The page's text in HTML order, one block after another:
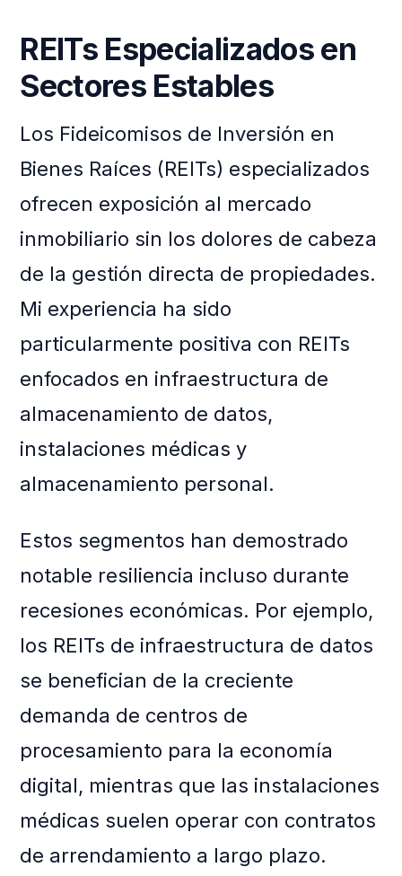
REITs Especializados en
Sectores Estables
Los Fideicomisos de Inversión en
Bienes Raíces (REITs) especializados
ofrecen exposición al mercado
inmobiliario sin los dolores de cabeza
de la gestión directa de propiedades.
Mi experiencia ha sido
particularmente positiva con REITs
enfocados en infraestructura de
almacenamiento de datos,
instalaciones médicas y
almacenamiento personal.
Estos segmentos han demostrado
notable resiliencia incluso durante
recesiones económicas. Por ejemplo,
los REITs de infraestructura de datos
se benefician de la creciente
demanda de centros de
procesamiento para la economía
digital, mientras que las instalaciones
médicas suelen operar con contratos
de arrendamiento a largo plazo.